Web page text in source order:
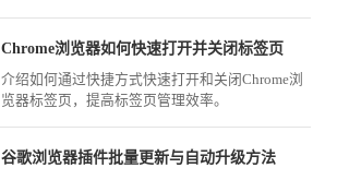
Chrome浏览器如何快速打开并关闭标签页
介绍如何通过快捷方式快速打开和关闭Chrome浏
览器标签页，提高标签页管理效率。
谷歌浏览器插件批量更新与自动升级方法